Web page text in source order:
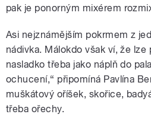
pak je ponorným mixérem
Asi nejznámějším pokrmem z
nádivka. Málokdo však ví, že lze
nasladko třeba jako náplň do
ochucení,“ připomíná Pavlína
muškátový oříšek, skořice,
třeba ořechy.